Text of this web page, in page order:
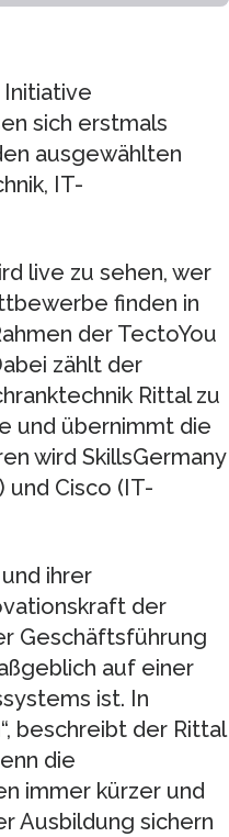
Initiative
sich erstmals
ausgewählten
IT-
live zu sehen, wer
finden in
der TectoYou
zählt der
Rittal zu
und übernimmt die
wird SkillsGermany
und Cisco (IT-
ihrer
der
Geschäftsführung
auf einer
ist. In
beschreibt der Rittal
die
immer kürzer und
Ausbildung sichern